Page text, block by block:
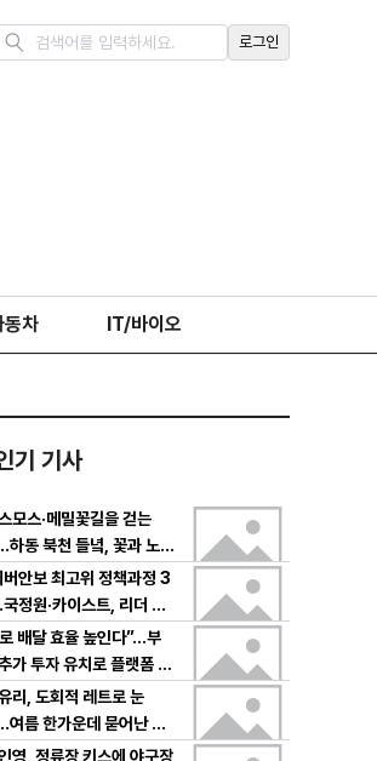
로그인
동차 IT/바이오
기 기사
모스·메밀꽃길을 걷는
하동 북천 들녘, 꽃과 노래
드는 가을의 하루
버안보 최고위 정책과정 3
정원·카이스트, 리더 안
량 키운다
배달 효율 높인다”…부
가 투자 유치로 플랫폼 혁
속리, 도회적 레트로 눈
여름 한가운데 묻어난 자
감각→팬들 궁금증 증폭
영, 정류장 키스에 야구장